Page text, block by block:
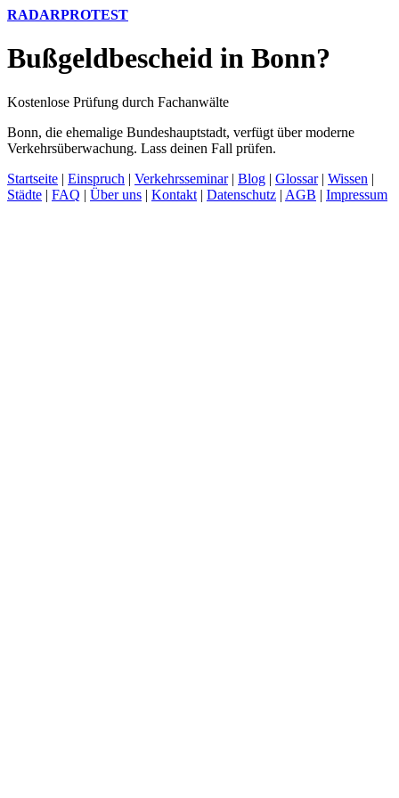
RADARPROTEST
Bußgeldbescheid in Bonn?
Kostenlose Prüfung durch Fachanwälte
Bonn, die ehemalige Bundeshauptstadt, verfügt über moderne
Verkehrsüberwachung. Lass deinen Fall prüfen.
Startseite | Einspruch | Verkehrsseminar| Blog | Glossar| Wissen |
Städte | FAQ | Über uns | Kontakt | Datenschutz | AGB | Impressum